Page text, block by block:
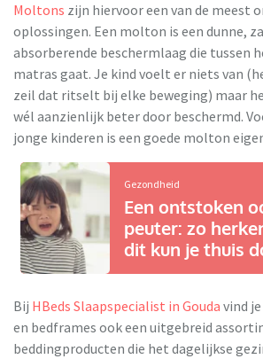
Moltons zijn hiervoor een van de meest
oplossingen. Een molton is een dunne,
absorberende beschermlaag die tussen
matras gaat. Je kind voelt er niets van
zeil dat ritselt bij elke beweging) maar
wél aanzienlijk beter door beschermd.
jonge kinderen is een goede molton
Gezondheid
Een ontstoken
peuter: zo
dit kun je thuis
Bij HBeds Slaapspecialist in Gouda vind
en bedframes ook een uitgebreid
beddingproducten die het dagelijkse